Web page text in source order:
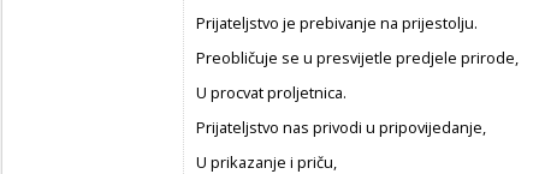
Prijateljstvo je prebivanje na prijestolju.
Preobličuje se u presvijetle predjele prirode,
U procvat proljetnica.
Prijateljstvo nas privodi u pripovijedanje,
U prikazanje i priču,